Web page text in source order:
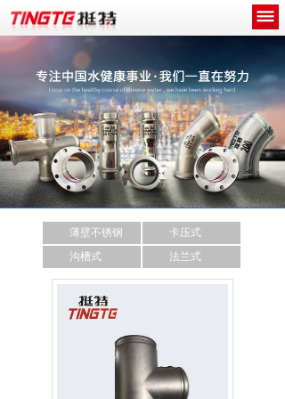
网站首页
关于我们
产品中心
新闻中心
工程案例
诚招代理商
联系我们
薄壁不锈钢
卡压式
沟槽式
法兰式